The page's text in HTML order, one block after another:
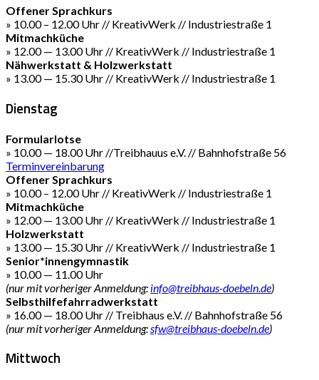
Offener Sprachkurs
» 10.00 – 12.00 Uhr // KreativWerk // Industriestraße 1
Mitmachküche
» 12.00 — 13.00 Uhr // KreativWerk // Industriestraße 1
Nähwerkstatt & Holzwerkstatt
» 13.00 — 15.30 Uhr // KreativWerk // Industriestraße 1
Dienstag
Formularlotse
» 10.00 — 18.00 Uhr //Treibhauus e.V. // Bahnhofstraße 56
Terminvereinbarung
Offener Sprachkurs
» 10.00 – 12.00 Uhr // KreativWerk // Industriestraße 1
Mitmachküche
» 12.00 — 13.00 Uhr // KreativWerk // Industriestraße 1
Holzwerkstatt
» 13.00 — 15.30 Uhr // KreativWerk // Industriestraße 1
Senior*innengymnastik
» 10.00 — 11.00 Uhr
(nur mit vorheriger Anmeldung: info@treibhaus-doebeln.de)
Selbsthilfefahrradwerkstatt
» 16.00 — 18.00 Uhr // Treibhaus e.V. // Bahnhofstraße 56
(nur mit vorheriger Anmeldung: sfw@treibhaus-doebeln.de)
Mittwoch